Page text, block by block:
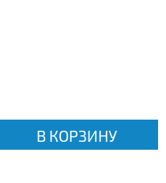
В КОРЗИНУ